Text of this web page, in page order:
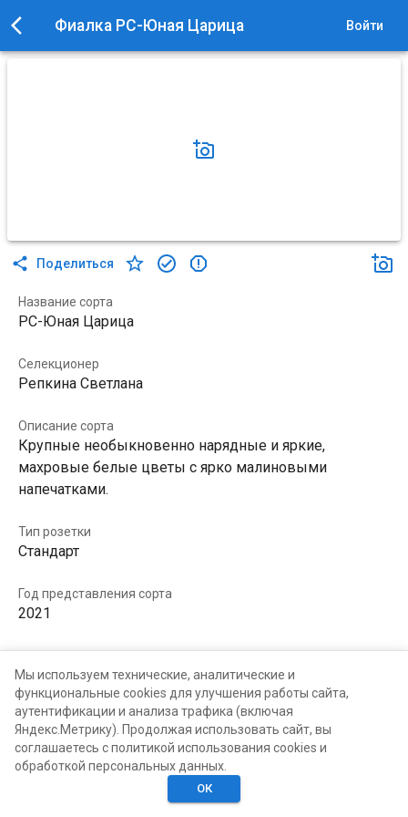
Фиалка РС-Юная Царица Войти
Поделиться
Название сорта
РС-Юная Царица
Селекционер
Репкина Светлана
Описание сорта
Крупные необыкновенно нарядные и яркие,
махровые белые цветы с ярко малиновыми
напечатками.
Тип розетки
Стандарт
Год представления сорта
2021
Хотелки
Мы используем технические, аналитические и
функциональные cookies для улучшения работы сайта,
аутентификации и анализа трафика (включая
Яндекс.Метрику). Продолжая использовать сайт, вы
соглашаетесь с политикой использования cookies и
обработкой персональных данных.
ОК